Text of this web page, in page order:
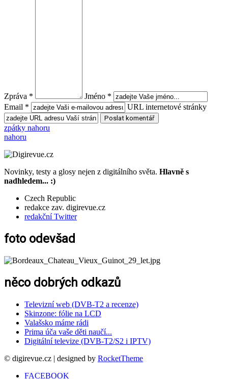
Zpráva *
Jméno *
Email *
URL internetové stránky
zpátky nahoru
nahoru
Novinky, testy a glosy nejen z digitálního světa. Hlavně s
nadhledem... :)
Czech Republic
redakce zav. digirevue.cz
redakční Twitter
foto odevšad
něco dobrých odkazů
Televizní web (DVB-T2 a recenze)
Skinzone: fólie na LCD
Valašsko máme rádi
Prima úča vaše děti naučí...
Digitální televize (DVB-T2/S2 i IPTV)
© digirevue.cz | designed by RocketTheme
FACEBOOK